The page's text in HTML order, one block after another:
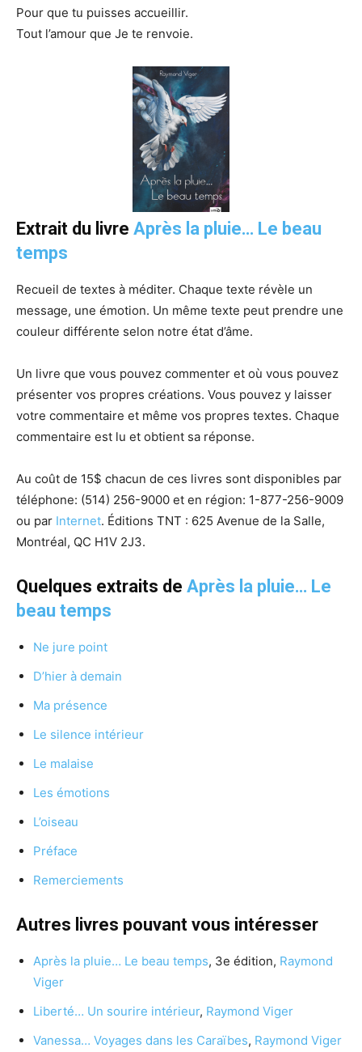
Pour que tu puisses accueillir.
Tout l’amour que Je te renvoie.
Extrait du livre Après la pluie… Le beau
temps
Recueil de textes à méditer. Chaque texte révèle un
message, une émotion. Un même texte peut prendre une
couleur différente selon notre état d’âme.
Un livre que vous pouvez commenter et où vous pouvez
présenter vos propres créations. Vous pouvez y laisser
votre commentaire et même vos propres textes. Chaque
commentaire est lu et obtient sa réponse.
Au coût de 15$ chacun de ces livres sont disponibles par
téléphone: (514) 256-9000 et en région: 1-877-256-9009
ou par Internet. Éditions TNT : 625 Avenue de la Salle,
Montréal, QC H1V 2J3.
Quelques extraits de Après la pluie… Le
beau temps
Ne jure point
D’hier à demain
Ma présence
Le silence intérieur
Le malaise
Les émotions
L’oiseau
Préface
Remerciements
Autres livres pouvant vous intéresser
Après la pluie… Le beau temps, 3e édition, Raymond
Viger
Liberté… Un sourire intérieur, Raymond Viger
Vanessa… Voyages dans les Caraïbes, Raymond Viger